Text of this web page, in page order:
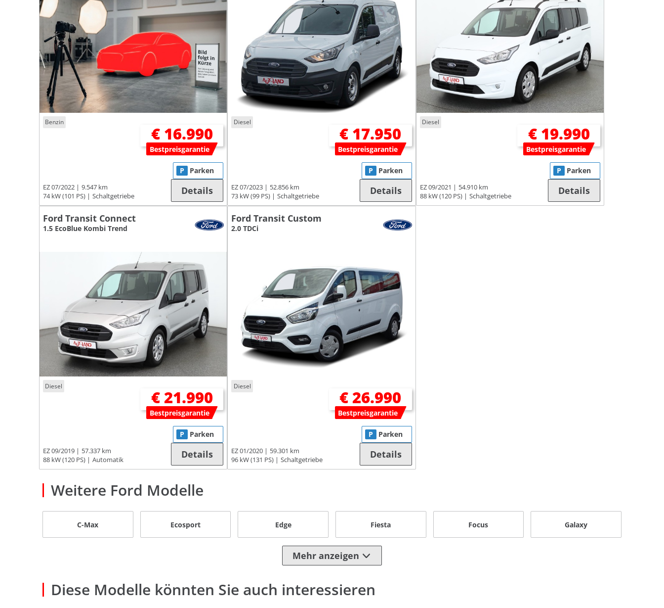
Benzin
€ 16.990
Bestpreisgarantie
EZ 07/2022
9.547 km
74 kW (101 PS)
Schaltgetriebe
P Parken
Details
Diesel
€ 17.950
Bestpreisgarantie
EZ 07/2023
52.856 km
73 kW (99 PS)
Schaltgetriebe
P Parken
Details
Diesel
€ 19.990
Bestpreisgarantie
EZ 09/2021
54.910 km
88 kW (120 PS)
Schaltgetriebe
P Parken
Details
Ford Transit Connect
1.5 EcoBlue Kombi Trend
Diesel
€ 21.990
Bestpreisgarantie
EZ 09/2019
57.337 km
88 kW (120 PS)
Automatik
P Parken
Details
Ford Transit Custom
2.0 TDCi
Diesel
€ 26.990
Bestpreisgarantie
EZ 01/2020
59.301 km
96 kW (131 PS)
Schaltgetriebe
P Parken
Details
Weitere Ford Modelle
C-Max Ecosport Edge Fiesta Focus Galaxy
Mehr anzeigen
Diese Modelle könnten Sie auch interessieren